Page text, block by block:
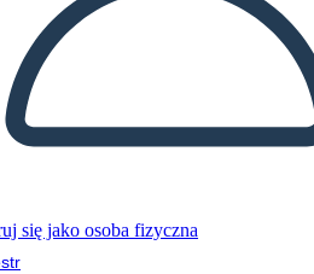
się jako osoba fizyczna